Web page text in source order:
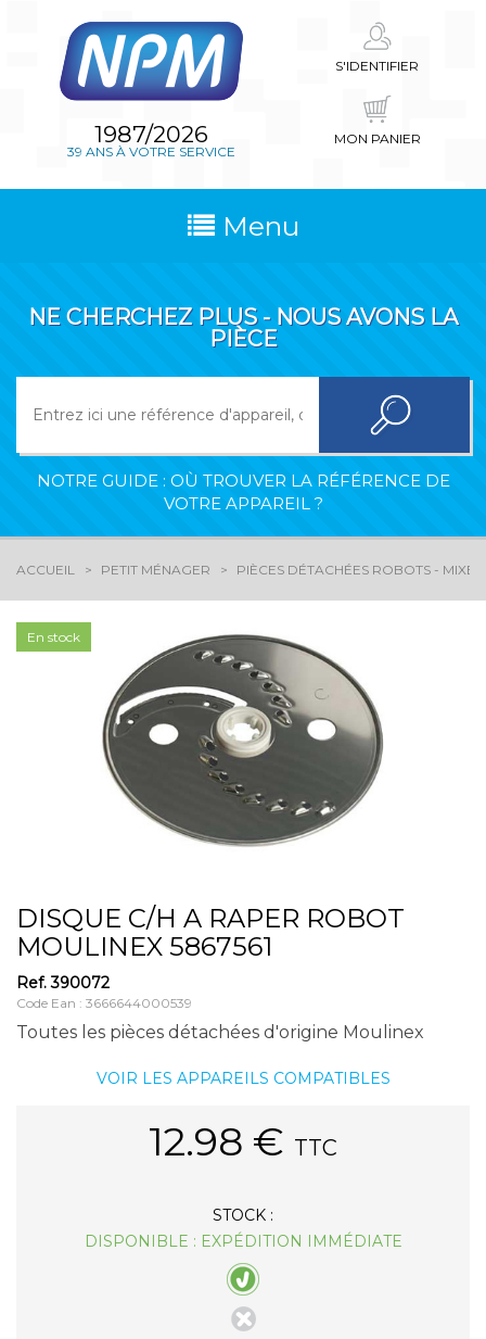
1987/2026
39 ANS À VOTRE SERVICE
S'IDENTIFIER
MON PANIER
Menu
NE CHERCHEZ PLUS - NOUS AVONS LA
PIÈCE
NOTRE GUIDE : OÙ TROUVER LA RÉFÉRENCE DE
VOTRE APPAREIL ?
ACCUEIL PETIT MÉNAGER PIÈCES DÉTACHÉES ROBOTS -
En stock
DISQUE C/H A RAPER ROBOT
MOULINEX 5867561
Ref.390072
Code Ean : 3666644000539
Toutes les pièces détachées d'origine Moulinex
VOIR LES APPAREILS COMPATIBLES
12.98 € TTC
STOCK :
DISPONIBLE : EXPÉDITION IMMÉDIATE